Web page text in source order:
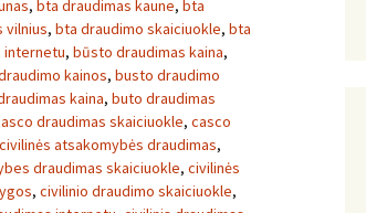
, bta draudimas kaune, bta
vilnius, bta draudimo skaiciuokle, bta
internetu, būsto draudimas kaina,
kainos, busto draudimo
kaina, buto draudimas
draudimas skaiciuokle, casco
civilinės atsakomybės draudimas,
draudimas skaiciuokle, civilinės
, civilinio draudimo skaiciuokle,